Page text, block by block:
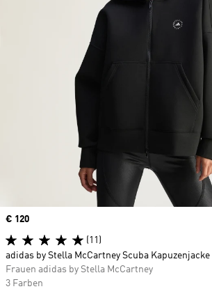
Price
€ 120
(11)
adidas by Stella McCartney Scuba Kapuzenjacke
Frauen adidas by Stella McCartney
3 Farben